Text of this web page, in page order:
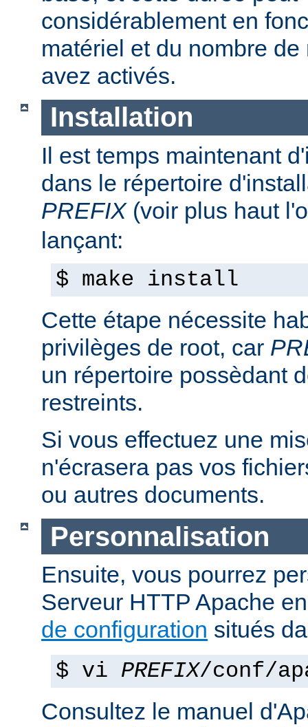
considérablement en
matériel et du nombre
avez activés.
Installation
Il est temps maintenant
dans le répertoire
PREFIX(voir plus haut
lançant:
$ make install
Cette étape nécessite
privilèges de root, car
un répertoire possèdant
restreints.
Si vous effectuez une
n'écrasera pas vos
ou autres documents.
Personnalisation
Ensuite, vous pourrez
Serveur HTTP Apache
de configuration situés
$ vi PREFIX/conf/
Consultez le manuel